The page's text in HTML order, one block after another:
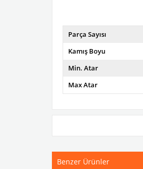
Parça Sayısı
Kamış Boyu
Min. Atar
Max Atar
Benzer Ürünler